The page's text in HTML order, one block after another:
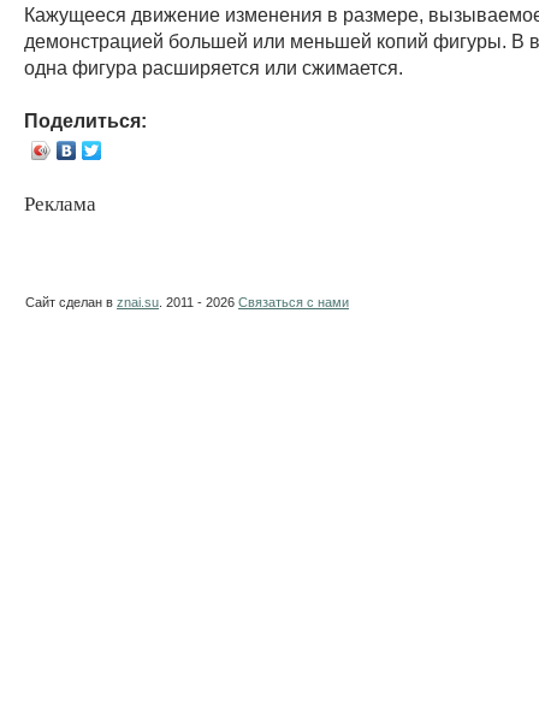
Кажущееся движение изменения в размере,
демонстрацией большей или меньшей копий фигуры. В
одна фигура расширяется или сжимается.
Поделиться:
Реклама
Сайт сделан в znai.su . 2011 - 2026 Связаться с нами